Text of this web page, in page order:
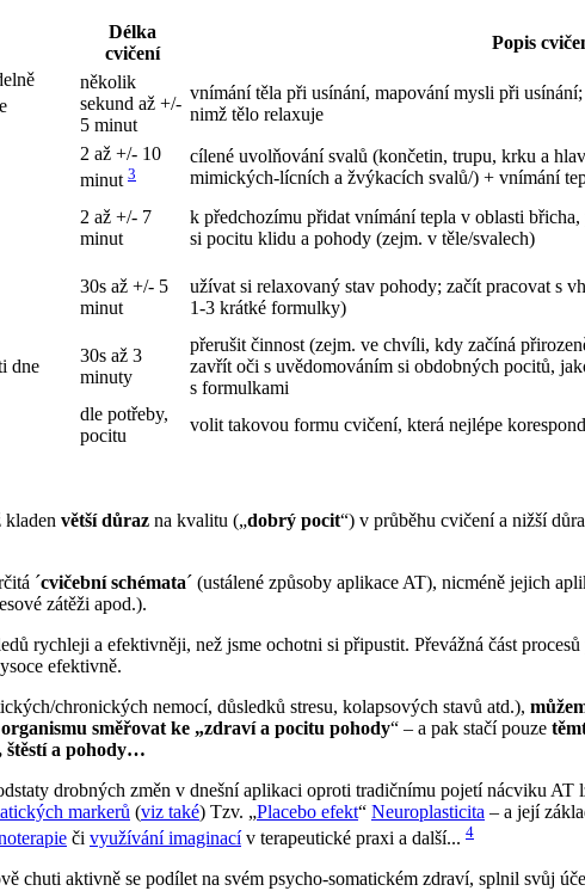
Délka
cvičení
Popis
několik
sekund až +/-
5 minut
vnímání těla při usínání, mapování mysli při
nimž tělo relaxuje
2 až +/- 10
minut 3
cílené uvolňování svalů (končetin, trupu, krku a
mimických-lícních a žvýkacích svalů/) + vnímání
2 až +/- 7
minut
k předchozímu přidat vnímání tepla v oblasti
si pocitu klidu a pohody (zejm. v těle/svalech)
30s až +/- 5
minut
užívat si relaxovaný stav pohody; začít pracovat s
1-3 krátké formulky)
dne
30s až 3
minuty
přerušit činnost (zejm. ve chvíli, kdy začíná
zavřít oči s uvědomováním si obdobných pocitů,
s formulkami
dle potřeby,
pocitu
volit takovou formu cvičení, která nejlépe
kladen větší důraz na kvalitu („dobrý pocit“) v průběhu cvičení a nižší
´cvičební schémata´ (ustálené způsoby aplikace AT), nicméně jejich
zátěži apod.).
rychleji a efektivněji, než jsme ochotni si připustit. Převážná část
efektivně.
chronických nemocí, důsledků stresu, kolapsových stavů atd.),
směřovat ke „zdraví a pocitu pohody“ – a pak stačí pouze
štěstí a pohody…
drobných změn v dnešní aplikaci oproti tradičnímu pojetí nácviku AT
markerů (viz také) Tzv. „Placebo efekt“ Neuroplasticita – a její
či využívání imaginací v terapeutické praxi a další... 4
chuti aktivně se podílet na svém psycho-somatickém zdraví, splnil svůj